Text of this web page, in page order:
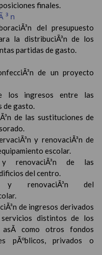
finales.
del presupuesto
la distribuciÃ³n de los
partidas de gasto.
de un proyecto
los ingresos entre las
de gasto.
de las sustituciones de
y renovaciÃ³n de
escolar.
y renovaciÃ³n de las
del centro.
y renovaciÃ³n del
de ingresos derivados
distintos de los
como otros fondos
pÃºblicos, privados o